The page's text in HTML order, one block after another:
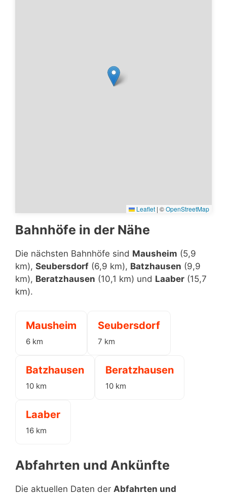
Leaflet | ©OpenStreetMap
Bahnhöfe in der Nähe
Die nächsten Bahnhöfe sind Mausheim (5,9
km), Seubersdorf (6,9 km), Batzhausen (9,9
km), Beratzhausen (10,1 km) und Laaber (15,7
km).
Mausheim
6 km
Seubersdorf
7 km
Batzhausen
10 km
Beratzhausen
10 km
Laaber
16 km
Abfahrten und Ankünfte
Die aktuellen Daten der Abfahrten und